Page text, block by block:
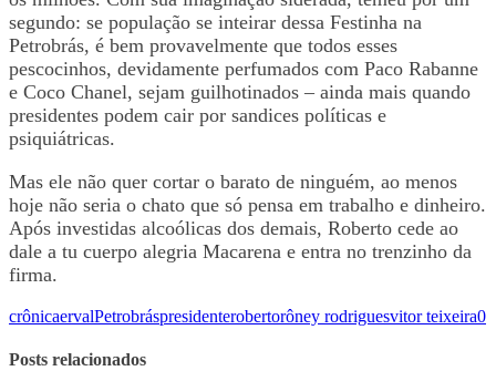
segundo: se população se inteirar dessa Festinha na
Petrobrás, é bem provavelmente que todos esses
pescocinhos, devidamente perfumados com Paco Rabanne
e Coco Chanel, sejam guilhotinados – ainda mais quando
presidentes podem cair por sandices políticas e
psiquiátricas.
Mas ele não quer cortar o barato de ninguém, ao menos
hoje não seria o chato que só pensa em trabalho e dinheiro.
Após investidas alcoólicas dos demais, Roberto cede ao
dale a tu cuerpo alegria Macarena e entra no trenzinho da
firma.
crônicaervalPetrobráspresidenterobertorôney rodriguesvitor teixeira0
Posts relacionados